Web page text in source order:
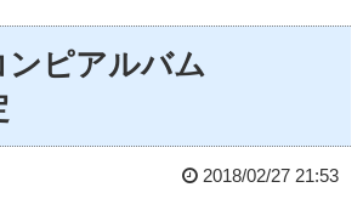
ピアルバム
2018/02/27 21:53